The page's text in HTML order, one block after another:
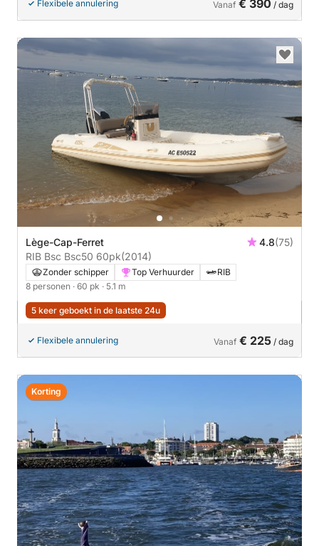
Flexibele annulering Vanaf € 390 / dag
Lège-Cap-Ferret 4.8(75)
RIB Bsc Bsc50 60pk(2014)
Zonder schipper Top Verhuurder
RIB
8 personen · 60 pk · 5.1 m
5 keer geboekt in de laatste 24u
Flexibele annulering Vanaf € 225 / dag
Korting